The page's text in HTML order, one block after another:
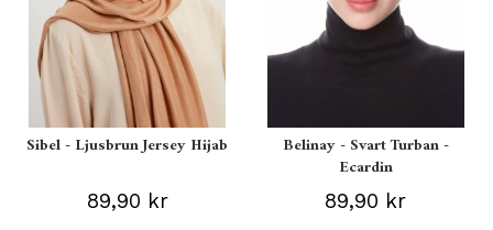
Sibel - Ljusbrun Jersey Hijab
89,90 kr
Belinay - Svart Turban -
Ecardin
89,90 kr